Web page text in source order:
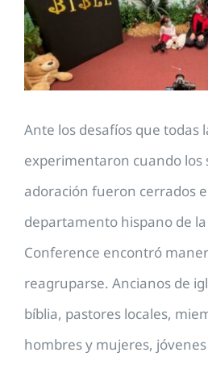
Ante los desafíos que todas
experimentaron cuando los
adoración fueron cerrados
departamento hispano de
Conference encontró
reagruparse. Ancianos de
bíblia, pastores locales,
hombres y mujeres,